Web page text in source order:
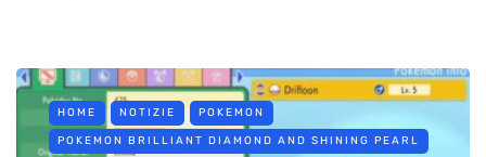
HOME NOTIZIE POKEMON
POKEMON BRILLIANT DIAMOND AND SHINING PEARL